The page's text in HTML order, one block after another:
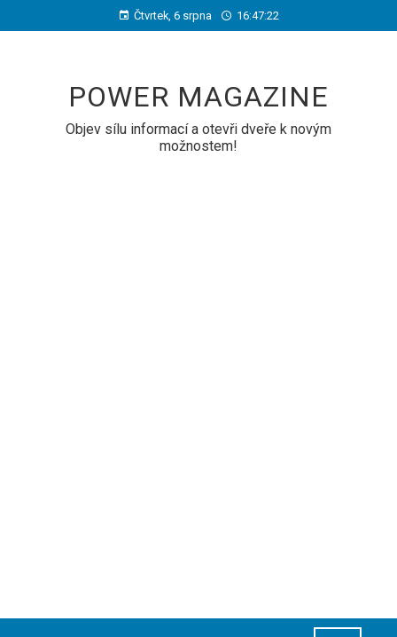
Čtvrtek, 6 srpna 16:47:23
POWER MAGAZINE
Objev sílu informací a otevři dveře k novým
možnostem!